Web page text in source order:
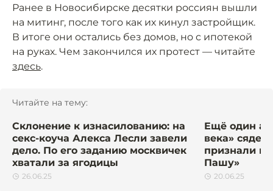
Ранее в Новосибирске десятки россиян вышли
на митинг, после того как их кинул застройщик.
В итоге они остались без домов, но с ипотекой
на руках. Чем закончился их протест — читайте
здесь.
Читайте на тему:
Склонение к изнасилованию: на
секс-коуча Алекса Лесли завели
дело. По его заданию москвичек
хватали за ягодицы
26.06.25
Ещё один
века»
признали
Пашу»
20.06.25